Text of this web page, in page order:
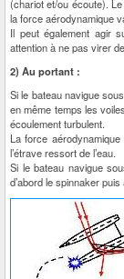
(chariot et/ou écoute).
la force aérodynamique
Il peut également agir
attention à ne pas virer
2) Au portant :
Si le bateau navigue
en même temps les
écoulement turbulent.
La force
l’étrave ressort de l’eau.
Si le bateau navigue
d’abord le spinnaker